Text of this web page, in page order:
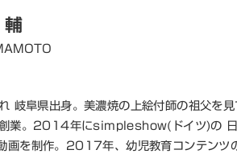
岐阜県出身。美濃焼の上絵付師の祖父を
業。2014年にsimpleshow(ドイツ)の 日
画を制作。2017年、幼児教育コンテンツ